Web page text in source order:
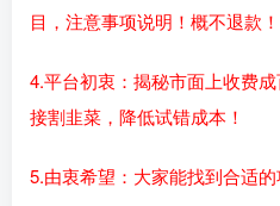
目，注意事项说明！概不退款！
4.平台初衷：揭秘市面上收费
接割韭菜，降低试错成本！
5.由衷希望：大家能找到合适的